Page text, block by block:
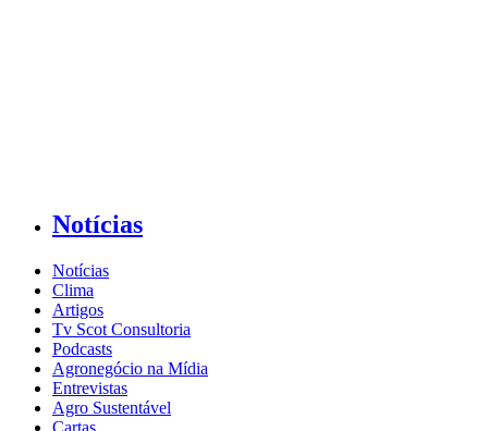
Notícias
Notícias
Clima
Artigos
Tv Scot Consultoria
Podcasts
Agronegócio na Mídia
Entrevistas
Agro Sustentável